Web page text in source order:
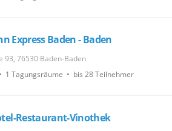
Express Baden - Baden
93, 76530 Baden-Baden
1 Tagungsräume • bis 28 Teilnehmer
Restaurant-Vinothek